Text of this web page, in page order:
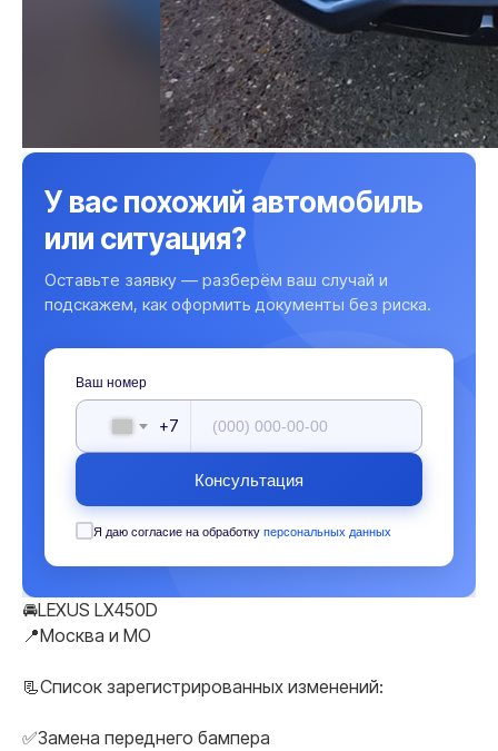
У вас похожий автомобиль
или ситуация?
Оставьте заявку — разберём ваш случай и
подскажем, как оформить документы без риска.
Ваш номер
+7
Консультация
Я даю согласие на обработку персональных данных
🚘LEXUS LX450D
📍Москва и МO
📃Список зарегистрированных изменений:
✅Замена переднего бампера